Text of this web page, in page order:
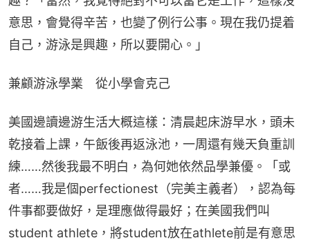
意思，會覺得辛苦，也變了例行公事。現在我仍提着
自己，游泳是興趣，所以要開心。」
兼顧游泳學業　從小學會克己
美國邊讀邊游生活大概這樣：清晨起床游早水，頭未
乾接着上課，午飯後再返泳池，一周還有幾天負重訓
練……然後我最不明白，為何她依然品學兼優。「或
者……我是個perfectionest（完美主義者），認為每
件事都要做好，是理應做得最好；在美國我們叫
student athlete，將student放在athlete前是有意思